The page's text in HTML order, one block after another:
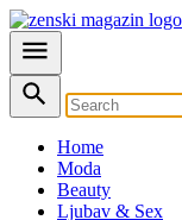
Home
Moda
Beauty
Ljubav & Sex